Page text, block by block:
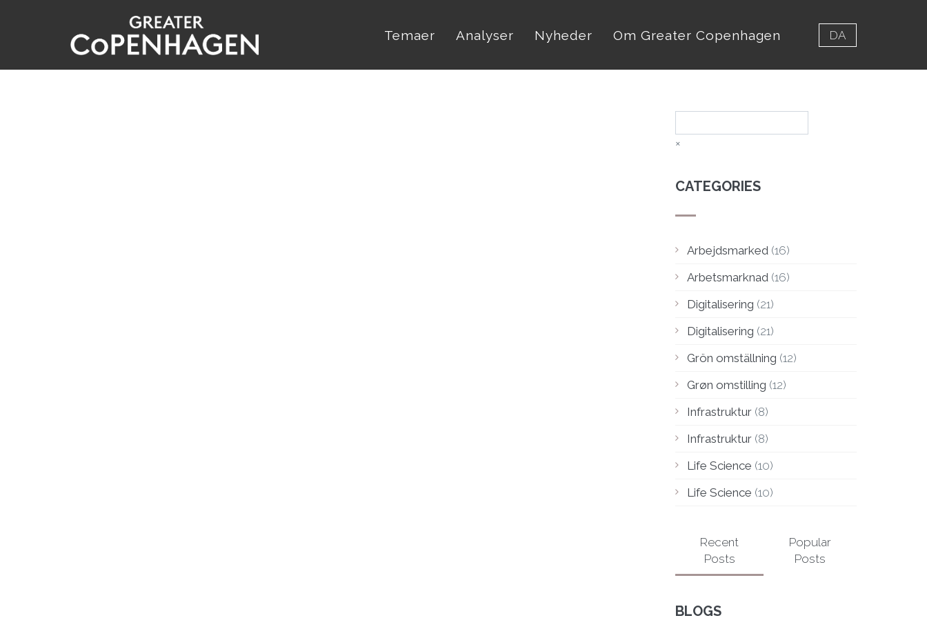
hovedindhold
Temaer Analyser Nyheder Om Greater Copenhagen DA
×
CATEGORIES
Arbejdsmarked (16)
Arbetsmarknad (16)
Digitalisering (21)
Digitalisering (21)
Grön omställning (12)
Grøn omstilling (12)
Infrastruktur (8)
Infrastruktur (8)
Life Science (10)
Life Science (10)
Recent
Posts
Popular
Posts
BLOGS